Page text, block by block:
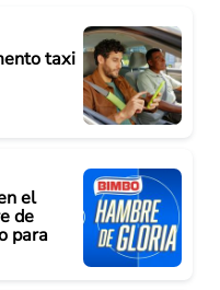
taxi
el
de
para